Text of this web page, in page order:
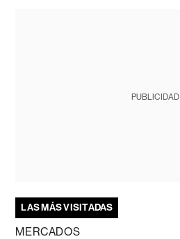
PUBLICIDAD
LAS MÁS VISITADAS
MERCADOS